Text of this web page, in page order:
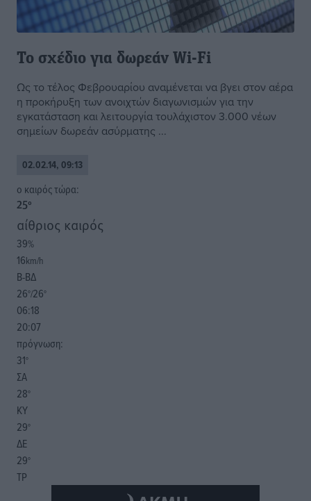
Το σχέδιο για δωρεάν Wi-Fi
Ως το τέλος Φεβρουαρίου αναμένεται να βγει στον αέρα
η προκήρυξη των ανοιχτών διαγωνισμών για την
εγκατάσταση και λειτουργία τουλάχιστον 3.000 νέων
σημείων δωρεάν ασύρματης ...
02.02.14, 09:13
o καιρός τώρα:
25°
αίθριος καιρός
39%
16km/h
Β-ΒΔ
26°/26°
06:18
20:07
πρόγνωση:
31°
ΣΑ
28°
ΚΥ
29°
ΔΕ
29°
ΤΡ